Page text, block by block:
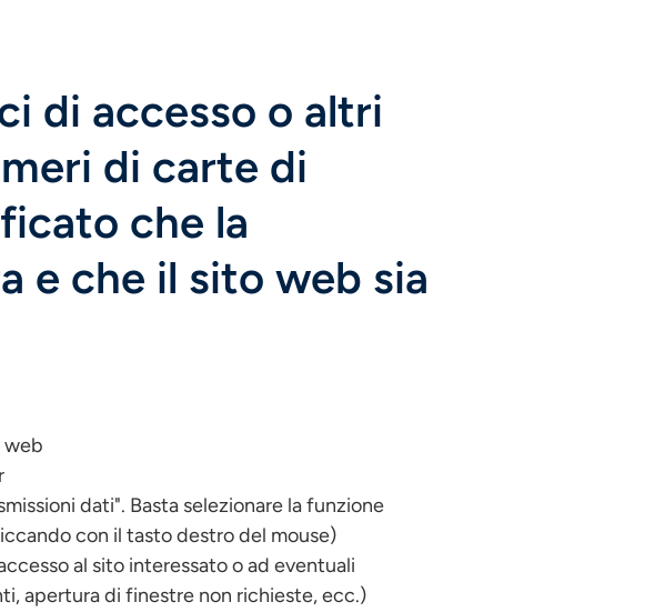
di accesso o altri
di carte di
che la
e che il sito web sia
web
dati". Basta selezionare la funzione
con il tasto destro del mouse)
al sito interessato o ad eventuali
apertura di finestre non richieste, ecc.)